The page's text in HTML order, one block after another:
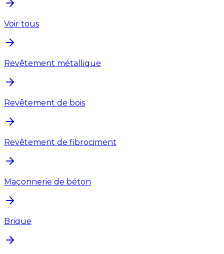
Voir tous
Revêtement métallique
Revêtement de bois
Revêtement de fibrociment
Maçonnerie de béton
Brique